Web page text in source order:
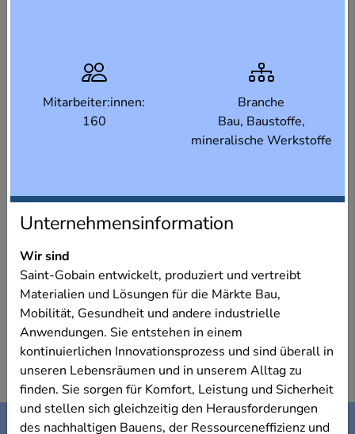
Mitarbeiter:innen:
160
Branche
Bau, Baustoffe,
mineralische Werkstoffe
Unternehmensinformation
Wir sind
Saint-Gobain entwickelt, produziert und vertreibt
Materialien und Lösungen für die Märkte Bau,
Mobilität, Gesundheit und andere industrielle
Anwendungen. Sie entstehen in einem
kontinuierlichen Innovationsprozess und sind überall in
unseren Lebensräumen und in unserem Alltag zu
finden. Sie sorgen für Komfort, Leistung und Sicherheit
und stellen sich gleichzeitig den Herausforderungen
des nachhaltigen Bauens, der Ressourceneffizienz und
Kontakt Impressum